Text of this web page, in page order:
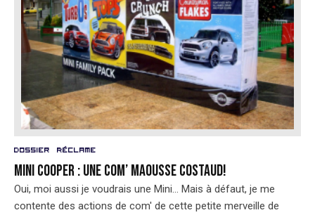
Dossier Réclame
Mini Cooper : une com’ maousse costaud!
Oui, moi aussi je voudrais une Mini... Mais à défaut, je me
contente des actions de com' de cette petite merveille de